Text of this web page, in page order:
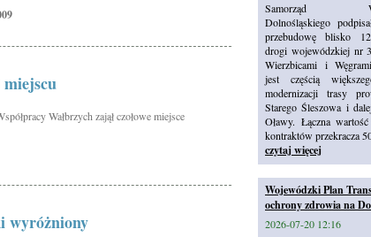
Wałbrzych zajął czołowe miejsce
wyróżniony
Samorząd
Dolnośląskiego
przebudowę blisko
drogi wojewódzkiej nr
Wierzbicami i
jest częścią
modernizacji trasy
Starego Śleszowa i
Oławy. Łączna
kontraktów przekracza
czytaj więcej
Wojewódzki Plan
ochrony zdrowia na
2026-07-20 12:16